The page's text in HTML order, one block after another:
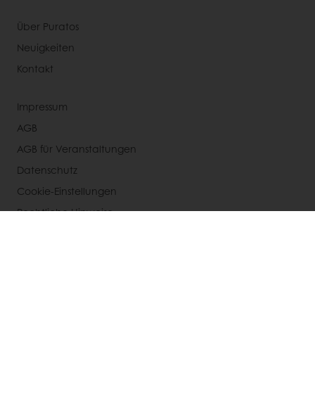
Über Puratos
Neuigkeiten
Kontakt
Impressum
AGB
AGB für Veranstaltungen
Datenschutz
Cookie-Einstellungen
Rechtliche Hinweise